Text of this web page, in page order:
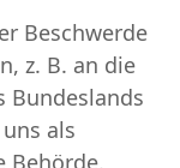
Beschwerde
z. B. an die
Bundeslands
als
Behörde.